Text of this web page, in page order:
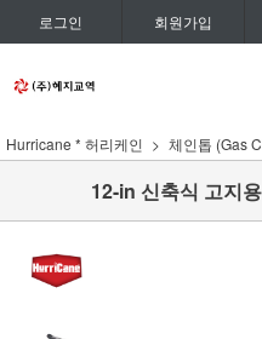
로그인 회원가입
Hurricane * 허리케인 체인톱 (Gas
12-in 신축식 고지